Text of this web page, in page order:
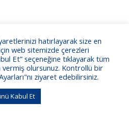
hatırlayarak size en
web sitemizde çerezleri
Et” seçeneğine tıklayarak tüm
vermiş olursunuz. Kontrollü bir
ziyaret edebilirsiniz.
Kabul Et